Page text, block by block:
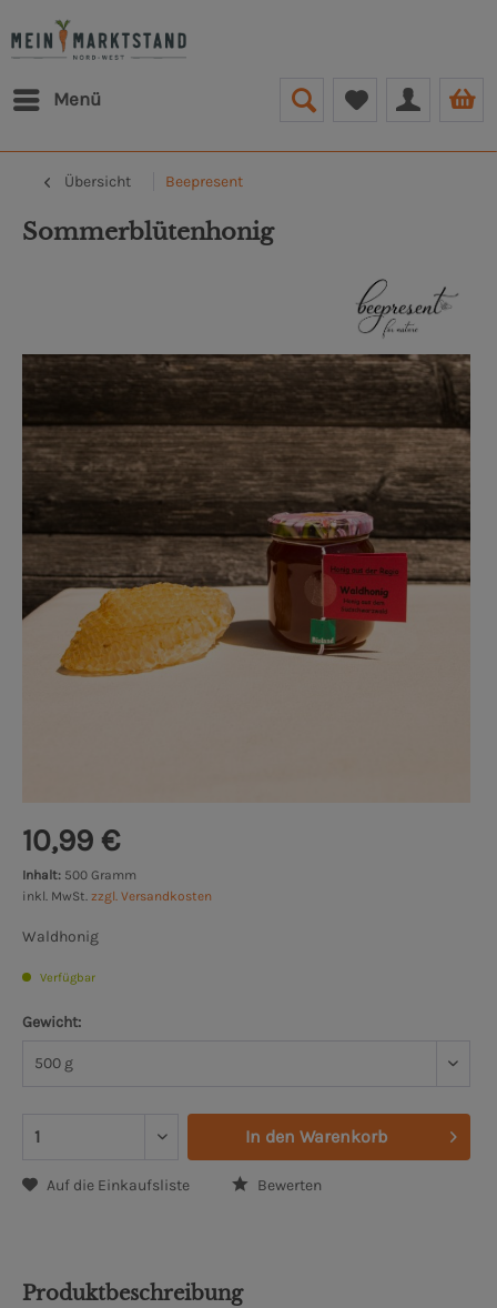
Menü
Übersicht Beepresent
Sommerblütenhonig
10,99 €
Inhalt: 500 Gramm
inkl. MwSt. zzgl. Versandkosten
Waldhonig
Verfügbar
Gewicht:
In den Warenkorb
Auf die Einkaufsliste Bewerten
Produktbeschreibung